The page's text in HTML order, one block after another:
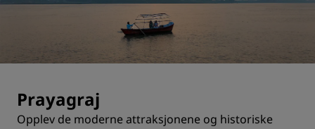
Prayagraj
Opplev de moderne attraksjonene og historiske